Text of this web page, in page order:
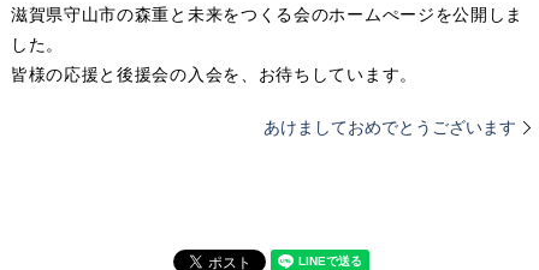
滋賀県守山市の森重と未来をつくる会のホームぺージを公開しま
した。
皆様の応援と後援会の入会を、お待ちしています。
あけましておめでとうございます